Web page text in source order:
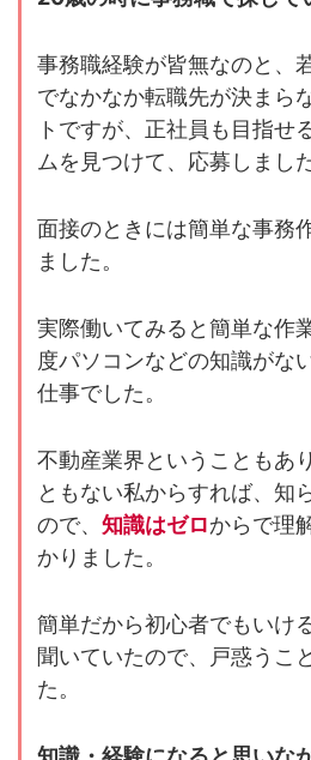
事務職経験が皆無なのと、
でなかなか転職先が決まら
トですが、正社員も目指せ
ムを見つけて、応募しました
面接のときには簡単な事務
ました。
実際働いてみると簡単な作
度パソコンなどの知識がな
仕事でした。
不動産業界ということもあ
ともない私からすれば、知
ので、 知識はゼロからで理
かりました。
簡単だから初心者でもいけ
聞いていたので、戸惑うこ
た。